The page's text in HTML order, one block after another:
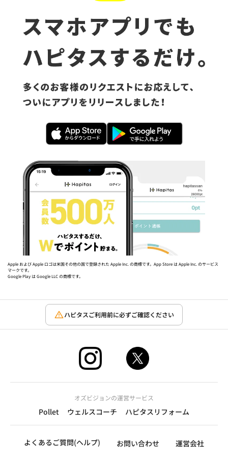
Apple および Apple ロゴは米国その他の国で登録された Apple Inc. の商標です。App Store は Apple Inc. のサービス
マークです。
Google Play は Google LLC の商標です。
ハピタスご利用前に必ずご確認ください
オズビジョンの運営サービス
Pollet ウェルスコーチ ハピタスリフォーム
よくあるご質問(ヘルプ) お問い合わせ
運営会社